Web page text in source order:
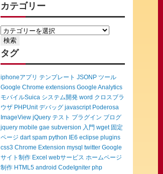
カテゴリー
タグ
iphoneアプリ テンプレート JSONP ツール
Google Chrome extensions Google Analytics
モバイルSuica システム開発 word クロスブラ
ウザ PHPUnit デバッグ javascript Poderosa
ImageView jQuery テスト プラグイン ブログ
jquery mobile gae subversion 入門 wget 固定
ページ dart spam python IE6 eclipse plugins
css3 Chrome Extension mysql twitter Google
サイト制作 Excel webサービス ホームページ
制作 HTML5 android CodeIgniter php